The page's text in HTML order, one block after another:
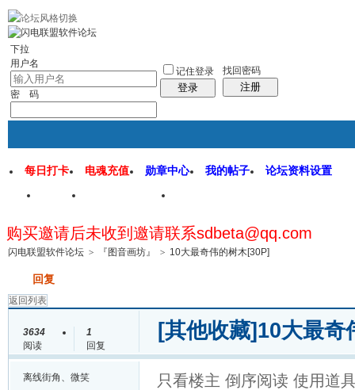
下拉
用户名
密 码
记住登录
登录
找回密码
注册
首页 闪电联盟论坛
每日打卡 电魂充值 勋章中心 我的帖子 论坛资料设置
购买邀请后未收到邀请联系sdbeta@qq.com
闪电联盟软件论坛 > 『图音画坊』 > 10大最奇伟的树木[30P]
回复
返回列表
3634
阅读
1
回复
[其他收藏] 10大最
离线街角、微笑 只看楼主 倒序阅读 使用道